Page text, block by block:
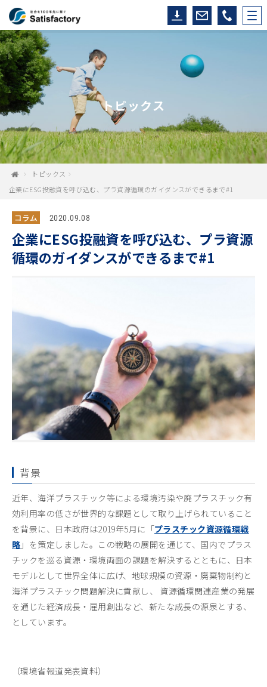
トピックス
トピックス
企業にESG投融資を呼び込む、プラ資源循環のガイダンスができるまで#1
コラム 2020.09.08
企業にESG投融資を呼び込む、プラ資源
循環のガイダンスができるまで#1
背景
近年、海洋プラスチック等による環境汚染や廃プラスチック有
効利用率の低さが世界的な課題として取り上げられていること
を背景に、日本政府は2019年5月に「プラスチック資源循環戦
略 」を策定しました。この戦略の展開を通じて、国内でプラス
チックを巡る資源・環境両面の課題を解決するとともに、日本
モデルとして世界全体に広げ、地球規模の資源・廃棄物制約と
海洋プラスチック問題解決に貢献し、 資源循環関連産業の発展
を通じた経済成長・雇用創出など、新たな成長の源泉とする、
としています。
（環境省報道発表資料）